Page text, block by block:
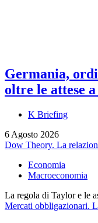
Germania,
oltre le attese
K Briefing
6 Agosto 2026
Dow Theory. La
Economia
Macroeconomia
La regola di Taylor e le
Mercati obbligazionari.